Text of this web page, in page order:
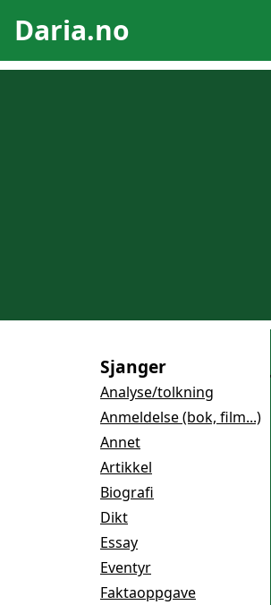
Daria.no
Sjanger
Analyse/tolkning
Anmeldelse (bok, film...)
Annet
Artikkel
Biografi
Dikt
Essay
Eventyr
Faktaoppgave